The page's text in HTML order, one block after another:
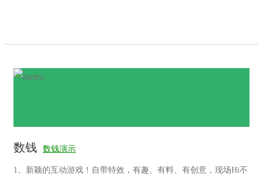
数钱 数钱演示
1、新颖的互动游戏！自带特效，有趣、有料、有创意，现场Hi不